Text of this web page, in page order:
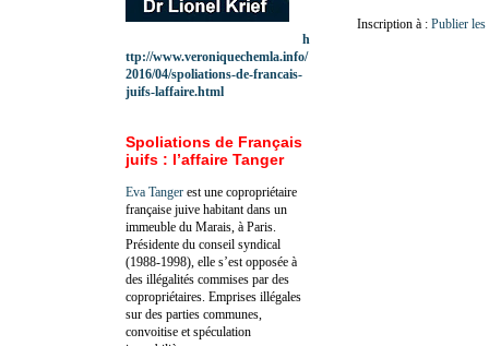
Inscription à : Publier
h
ttp://www.veroniquechemla.info/
2016/04/spoliations-de-francais-
juifs-laffaire.html
Spoliations de Français
juifs : l’affaire Tanger
Eva Tanger est une copropriétaire
française juive habitant dans un
immeuble du Marais, à Paris.
Présidente du conseil syndical
(1988-1998), elle s’est opposée à
des illégalités commises par des
copropriétaires. Emprises illégales
sur des parties communes,
convoitise et spéculation